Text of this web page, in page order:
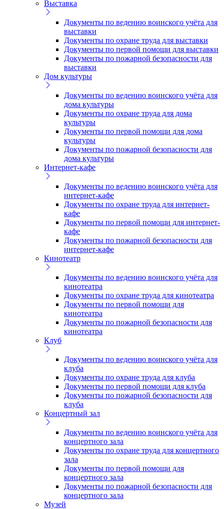
Выставка
Документы по ведению воинского учёта для
выставки
Документы по охране труда для выставки
Документы по первой помощи для выставки
Документы по пожарной безопасности для
выставки
Дом культуры
Документы по ведению воинского учёта для
дома культуры
Документы по охране труда для дома
культуры
Документы по первой помощи для дома
культуры
Документы по пожарной безопасности для
дома культуры
Интернет-кафе
Документы по ведению воинского учёта для
интернет-кафе
Документы по охране труда для интернет-
кафе
Документы по первой помощи для интернет-
кафе
Документы по пожарной безопасности для
интернет-кафе
Кинотеатр
Документы по ведению воинского учёта для
кинотеатра
Документы по охране труда для кинотеатра
Документы по первой помощи для
кинотеатра
Документы по пожарной безопасности для
кинотеатра
Клуб
Документы по ведению воинского учёта для
клуба
Документы по охране труда для клуба
Документы по первой помощи для клуба
Документы по пожарной безопасности для
клуба
Концертный зал
Документы по ведению воинского учёта для
концертного зала
Документы по охране труда для концертного
зала
Документы по первой помощи для
концертного зала
Документы по пожарной безопасности для
концертного зала
Музей